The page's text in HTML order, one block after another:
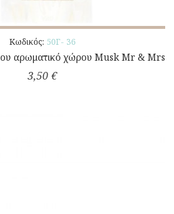
Κωδικός: 50Γ- 36
αρωματικό χώρου Musk Mr & Mrs
3,50 €